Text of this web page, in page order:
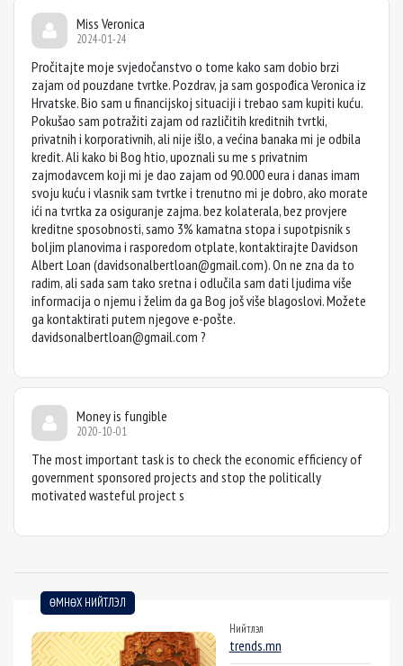
Miss Veronica
2024-01-24
Pročitajte moje svjedočanstvo o tome kako sam dobio brzi
zajam od pouzdane tvrtke. Pozdrav, ja sam gospođica Veronica iz
Hrvatske. Bio sam u financijskoj situaciji i trebao sam kupiti kuću.
Pokušao sam potražiti zajam od različitih kreditnih tvrtki,
privatnih i korporativnih, ali nije išlo, a većina banaka mi je odbila
kredit. Ali kako bi Bog htio, upoznali su me s privatnim
zajmodavcem koji mi je dao zajam od 90.000 eura i danas imam
svoju kuću i vlasnik sam tvrtke i trenutno mi je dobro, ako morate
ići na tvrtka za osiguranje zajma. bez kolaterala, bez provjere
kreditne sposobnosti, samo 3% kamatna stopa i supotpisnik s
boljim planovima i rasporedom otplate, kontaktirajte Davidson
Albert Loan (davidsonalbertloan@gmail.com). On ne zna da to
radim, ali sada sam tako sretna i odlučila sam dati ljudima više
informacija o njemu i želim da ga Bog još više blagoslovi. Možete
ga kontaktirati putem njegove e-pošte.
davidsonalbertloan@gmail.com ?
Money is fungible
2020-10-01
The most important task is to check the economic efficiency of
government sponsored projects and stop the politically
motivated wasteful project s
ӨМНӨХ НИЙТЛЭЛ
Нийтлэл
trends.mn